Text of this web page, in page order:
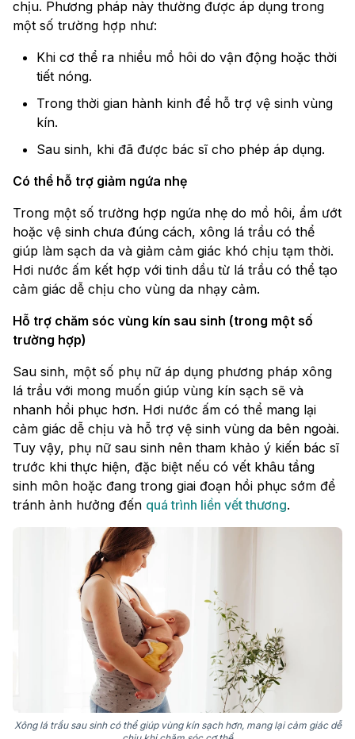
chịu. Phương pháp này thường được áp dụng trong
một số trường hợp như:
Khi cơ thể ra nhiều mồ hôi do vận động hoặc thời
tiết nóng.
Trong thời gian hành kinh để hỗ trợ vệ sinh vùng
kín.
Sau sinh, khi đã được bác sĩ cho phép áp dụng.
Có thể hỗ trợ giảm ngứa nhẹ
Trong một số trường hợp ngứa nhẹ do mồ hôi, ẩm ướt
hoặc vệ sinh chưa đúng cách, xông lá trầu có thể
giúp làm sạch da và giảm cảm giác khó chịu tạm thời.
Hơi nước ấm kết hợp với tinh dầu từ lá trầu có thể tạo
cảm giác dễ chịu cho vùng da nhạy cảm.
Hỗ trợ chăm sóc vùng kín sau sinh (trong một số
trường hợp)
Sau sinh, một số phụ nữ áp dụng phương pháp xông
lá trầu với mong muốn giúp vùng kín sạch sẽ và
nhanh hồi phục hơn. Hơi nước ấm có thể mang lại
cảm giác dễ chịu và hỗ trợ vệ sinh vùng da bên ngoài.
Tuy vậy, phụ nữ sau sinh nên tham khảo ý kiến bác sĩ
trước khi thực hiện, đặc biệt nếu có vết khâu tầng
sinh môn hoặc đang trong giai đoạn hồi phục sớm để
tránh ảnh hưởng đến quá trình liền vết thương.
Xông lá trầu sau sinh có thể giúp vùng kín sạch hơn, mang lại cảm giác dễ